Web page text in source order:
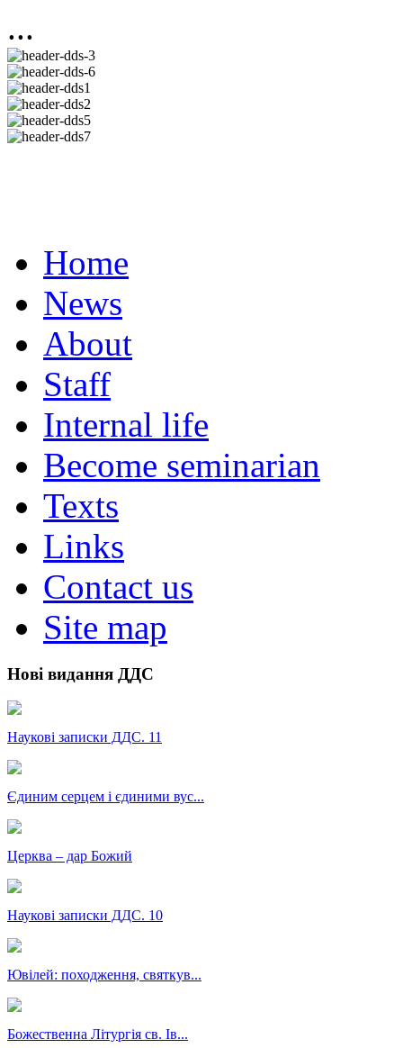
...
Home
News
About
Staff
Internal life
Become seminarian
Texts
Links
Contact us
Site map
Нові видання ДДС
Наукові записки ДДС. 11
Єдиним серцем і єдиними вус...
Церква – дар Божий
Наукові записки ДДС. 10
Ювілей: походження, святкув...
Божественна Літургія св. Ів...